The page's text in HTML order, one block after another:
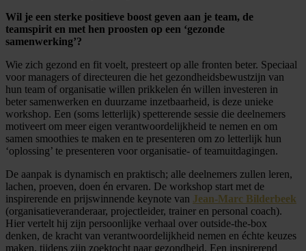
Wil je een sterke positieve boost geven aan je team, de
teamspirit en met hen proosten op een ‘gezonde
samenwerking’?
Wie zich gezond en fit voelt, presteert op alle fronten beter. Speciaal
voor managers of directeuren die het gezondheidsbewustzijn van
hun team of organisatie willen prikkelen én willen investeren in
beter samenwerken en duurzame inzetbaarheid, is deze unieke
workshop. Een (soms letterlijk) spetterende sessie die deelnemers
motiveert om meer eigen verantwoordelijkheid te nemen en om
samen smoothies te maken en te presenteren om zo letterlijk hun
‘oplossing’ te presenteren voor organisatie- of teamuitdagingen.
De aanpak is dynamisch en praktisch; alle deelnemers zullen leren,
lachen, proeven, doen én ervaren. De workshop start met de
inspirerende en prijswinnende keynote van Jean-Marc Bilderbeek
(organisatieveranderaar, projectleider, trainer en personal coach).
Hier vertelt hij zijn persoonlijke verhaal over outside-the-box
denken, de kracht van verantwoordelijkheid nemen en échte keuzes
maken, tijdens zijn zoektocht naar gezondheid. Een inspirerend